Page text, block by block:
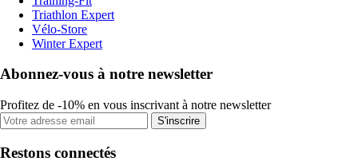
Triathlon Expert
Vélo-Store
Winter Expert
Abonnez-vous à notre newsletter
Profitez de -10% en vous inscrivant à notre newsletter
S'inscrire
Restons connectés